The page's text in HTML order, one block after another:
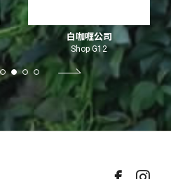
白咖喱公司
Shop G12